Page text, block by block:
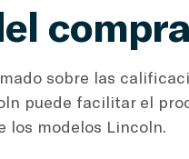
sobre las
puede facilitar el
los modelos Lincoln.